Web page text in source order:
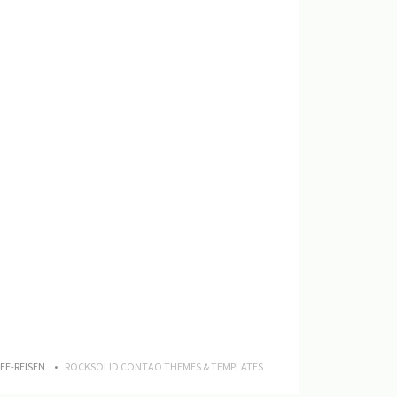
REISEN ROCKSOLID CONTAO THEMES & TEMPLATES